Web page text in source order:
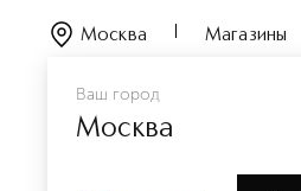
Ваш город
Москва
Москва Магазины